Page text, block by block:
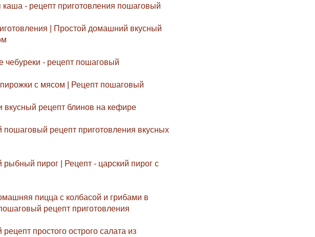
каша - рецепт приготовления пошаговый
| Простой домашний вкусный
чебуреки - рецепт пошаговый
с мясом | Рецепт пошаговый
вкусный рецепт блинов на кефире
рецепт приготовления вкусных
пирог | Рецепт - царский пирог с
пицца с колбасой и грибами в
рецепт приготовления
простого острого салата из